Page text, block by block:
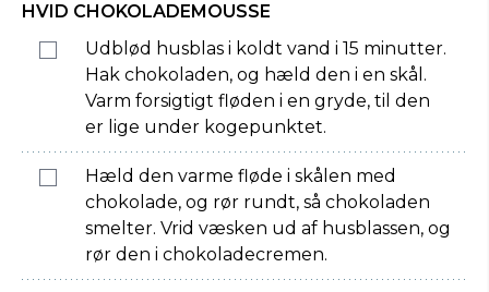
HVID CHOKOLADEMOUSSE
Udblød husblas i koldt vand i 15 minutter.
Hak chokoladen, og hæld den i en skål.
Varm forsigtigt fløden i en gryde, til den
er lige under kogepunktet.
Hæld den varme fløde i skålen med
chokolade, og rør rundt, så chokoladen
smelter. Vrid væsken ud af husblassen, og
rør den i chokoladecremen.